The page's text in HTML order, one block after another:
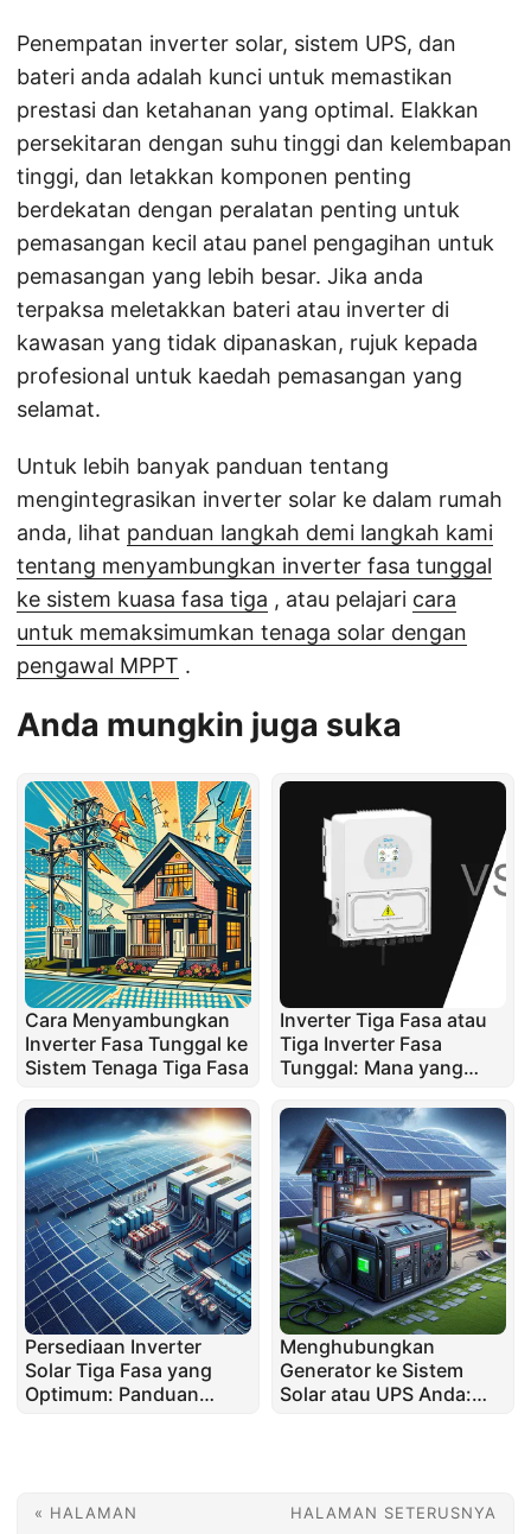
Penempatan inverter solar, sistem UPS, dan
bateri anda adalah kunci untuk memastikan
prestasi dan ketahanan yang optimal. Elakkan
persekitaran dengan suhu tinggi dan kelembapan
tinggi, dan letakkan komponen penting
berdekatan dengan peralatan penting untuk
pemasangan kecil atau panel pengagihan untuk
pemasangan yang lebih besar. Jika anda
terpaksa meletakkan bateri atau inverter di
kawasan yang tidak dipanaskan, rujuk kepada
profesional untuk kaedah pemasangan yang
selamat.
Untuk lebih banyak panduan tentang
mengintegrasikan inverter solar ke dalam rumah
anda, lihat panduan langkah demi langkah kami
tentang menyambungkan inverter fasa tunggal
ke sistem kuasa fasa tiga , atau pelajari cara
untuk memaksimumkan tenaga solar dengan
pengawal MPPT .
Anda mungkin juga suka
Cara Menyambungkan
Inverter Fasa Tunggal ke
Sistem Tenaga Tiga Fasa
Inverter Tiga Fasa atau
Tiga Inverter Fasa
Tunggal: Mana yang
Persediaan Inverter
Solar Tiga Fasa yang
Optimum: Panduan
Menghubungkan
Generator ke Sistem
Solar atau UPS Anda:
« HALAMAN HALAMAN SETERUSNYA